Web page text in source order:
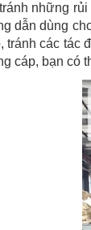
những rủi
dẫn dùng
tránh các tác
cáp, bạn có